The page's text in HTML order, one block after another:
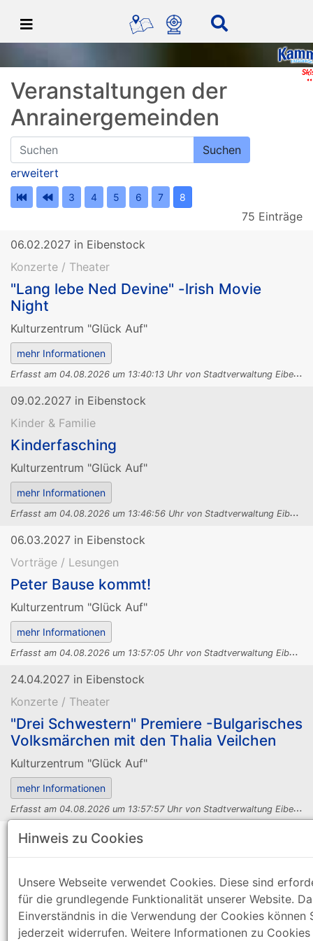
Veranstaltungen der
Anrainergemeinden
Suchen
erweitert
3 4 5 6 7 8
75 Einträge
06.02.2027 in Eibenstock
Konzerte / Theater
"Lang lebe Ned Devine" -lrish Movie
Night
Kulturzentrum "Glück Auf"
E
rfasst am 04.08.2026 um 13:40:13 Uhr von Stadtverwaltung Eibenstock.
09.02.2027 in Eibenstock
Kinder & Familie
Kinderfasching
Kulturzentrum "Glück Auf"
E
rfasst am 04.08.2026 um 13:46:56 Uhr von Stadtverwaltung Eibenstock.
06.03.2027 in Eibenstock
Vorträge / Lesungen
Peter Bause kommt!
Kulturzentrum "Glück Auf"
E
rfasst am 04.08.2026 um 13:57:05 Uhr von Stadtverwaltung Eibenstock.
24.04.2027 in Eibenstock
Konzerte / Theater
"Drei Schwestern" Premiere -Bulgarisches
Volksmärchen mit den Thalia Veilchen
Kulturzentrum "Glück Auf"
E
rfasst am 04.08.2026 um 13:57:57 Uhr von Stadtverwaltung Eibenstock.
08.05.2027 in Eibenstock
Konzerte / Theater
"Die Herren der Erschöpfung" mit Fischer
& Jung-Comedyprogramm zum Muttertag
Kulturzentrum, Otto-Findeisen- Str. 1
Hinweis zu Cookies
Unsere Webseite verwendet Cookies. Diese sind
für die grundlegende Funktionalität unserer Website.
Einverständnis in die Verwendung der Cookies können
jederzeit widerrufen. Weitere Informationen zu